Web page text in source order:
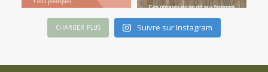
CHARGER PLUS Suivre sur Instagram